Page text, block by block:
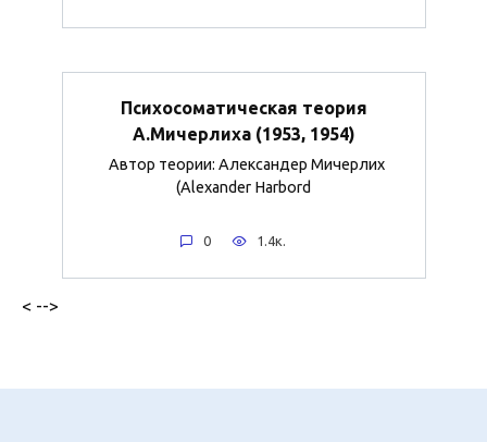
Психосоматическая теория
А.Мичерлиха (1953, 1954)
Автор теории: Александер Мичерлих
(Alexander Harbord
0 1.4к.
< -->